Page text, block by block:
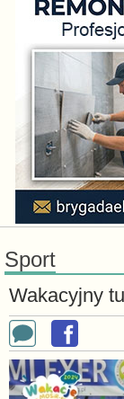
Sport
Wakacyjny